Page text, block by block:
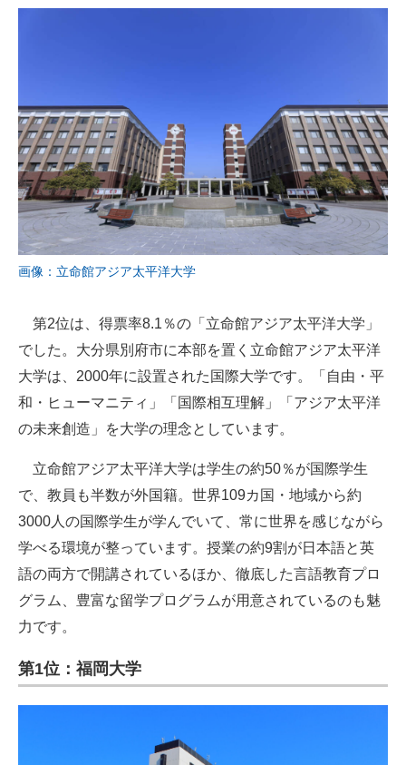
画像：立命館アジア太平洋大学
第2位は、得票率8.1％の「立命館アジア太平洋大学」
でした。大分県別府市に本部を置く立命館アジア太平洋
大学は、2000年に設置された国際大学です。「自由・平
和・ヒューマニティ」「国際相互理解」「アジア太平洋
の未来創造」を大学の理念としています。
立命館アジア太平洋大学は学生の約50％が国際学生
で、教員も半数が外国籍。世界109カ国・地域から約
3000人の国際学生が学んでいて、常に世界を感じながら
学べる環境が整っています。授業の約9割が日本語と英
語の両方で開講されているほか、徹底した言語教育プロ
グラム、豊富な留学プログラムが用意されているのも魅
力です。
第1位：福岡大学